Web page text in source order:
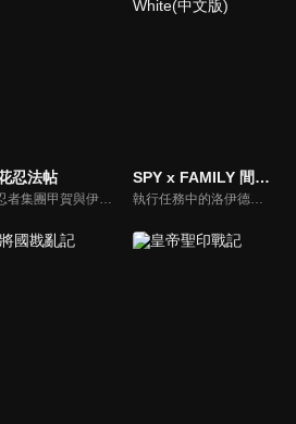
忍法帖
在忍者集團甲賀與伊賀爆發戰爭並最終迎來雙方全滅後十年，寬永三年，天下變得太平。在這個和平的環境下，忍者成為了無用之物，唯有隱藏起來。甲賀與伊賀的族人希望透過雙方幼主進行聯婚鞏固族群的命脈。故事以甲賀八郎與伊賀五花這兩位少年少女們為中心，捲入了與操縱著非人力量的集團之間的戰鬥。
SPY x FAMILY 間諜家家酒 CODE: White(中文版)
執行任務中的洛伊德，忽然接收到了「行動代號『梟』」換人的通知。另一方面，安妮亞就讀的伊甸學院即將舉行料理實習課程，傳聞在課程中優勝者將可以得到一顆星星。為了想要繼續執行行動代號『梟』，洛伊德需要有可以跟 WISE 交涉的籌碼。